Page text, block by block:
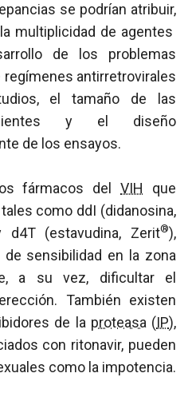
se podrían atribuir,
multiplicidad de agentes
de los problemas
regímenes antirretrovirales
el tamaño de las
y el diseño
de los ensayos.
fármacos delVIH
que
como ddI (didanosina,
(estavudina, Zerit®),
sensibilidad en la zona
a su vez, dificultar el
También existen
de la proteasa (IP),
con ritonavir, pueden
como la impotencia.